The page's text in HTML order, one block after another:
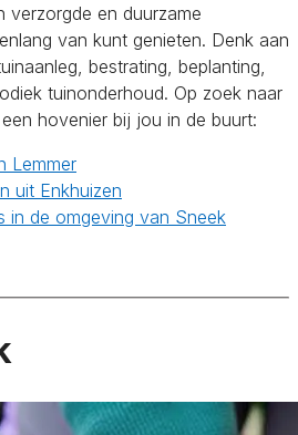
en duurzame
van kunt genieten. Denk aan
bestrating, beplanting,
tuinonderhoud. Op zoek naar
hovenier bij jou in de buurt:
Lemmer
uit Enkhuizen
in de omgeving van Sneek